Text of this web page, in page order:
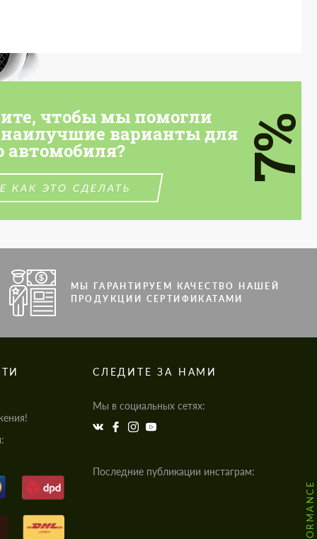
чтобы мы помогли
варианты для
автомобиля?
КАК ЭТО СДЕЛАТЬ
7%
МЫ ГАРАНТИРУЕМ КАЧЕСТВО НАШЕЙ
ПРОДУКЦИИ СЕРТИФИКАТАМИ
СЛЕДИТЕ ЗА НАМИ
Мы в социальных сетях:
Последние публикации инстаграм: